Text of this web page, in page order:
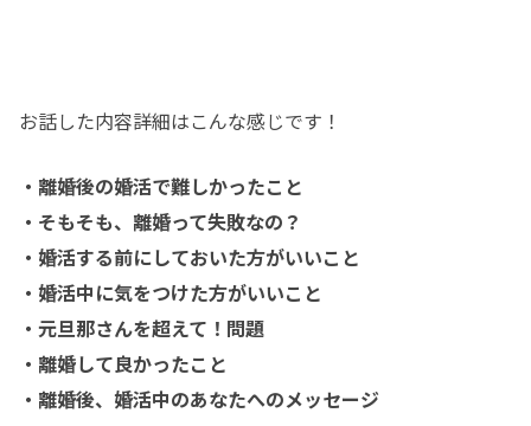
お話した内容詳細はこんな感じです！
・離婚後の婚活で難しかったこと
・そもそも、離婚って失敗なの？
・婚活する前にしておいた方がいいこと
・婚活中に気をつけた方がいいこと
・元旦那さんを超えて！問題
・離婚して良かったこと
・離婚後、婚活中のあなたへのメッセージ